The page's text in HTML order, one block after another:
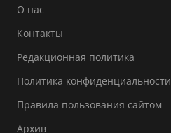
О нас
Контакты
Редакционная политика
Политика конфиденциальности
Правила пользования сайтом
Архив